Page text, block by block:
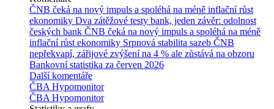
ČNB čeká na nový impuls a spoléhá na méně inflační růst
ekonomiky Dva zátěžové testy bank, jeden závěr: odolnost
českých bank ČNB čeká na nový impuls a spoléhá na méně
inflační růst ekonomiky Srpnová stabilita sazeb ČNB
nepřekvapí, zářijové zvýšení na 4 % ale zůstává na obzoru
Bankovní statistika za červen 2026
Další komentáře
ČBA Hypomonitor
ČBA Hypomonitor